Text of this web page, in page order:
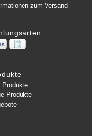
zum Versand
Produkte
Produkte